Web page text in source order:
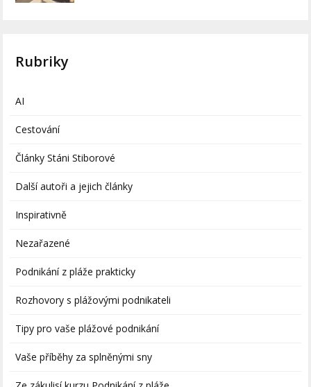
Rubriky
AI
Cestování
Články Stáni Stiborové
Další autoři a jejich články
Inspirativně
Nezařazené
Podnikání z pláže prakticky
Rozhovory s plážovými podnikateli
Tipy pro vaše plážové podnikání
Vaše příběhy za splněnými sny